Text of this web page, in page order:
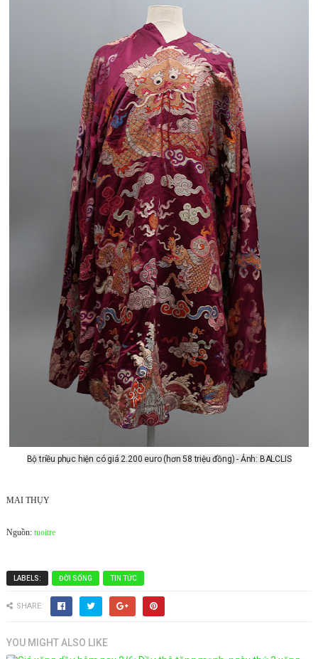
Bộ triều phục hiện có giá 2.200 euro (hơn 58 triệu đồng) - Ảnh: BALCLIS
MAI THỤY
Nguồn: tuoitre
LABELS: ĐỜI SỐNG TIN TỨC
SHARE:
YOU MIGHT ALSO LIKE